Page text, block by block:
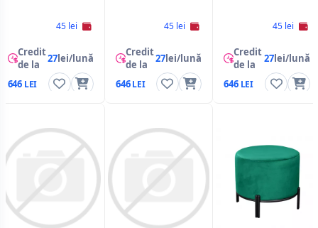
45 lei
Credit
de la
27lei/lună
646
45 lei
Credit
de la
27lei/lună
646
45 lei
Credit
de la
27lei/lună
646